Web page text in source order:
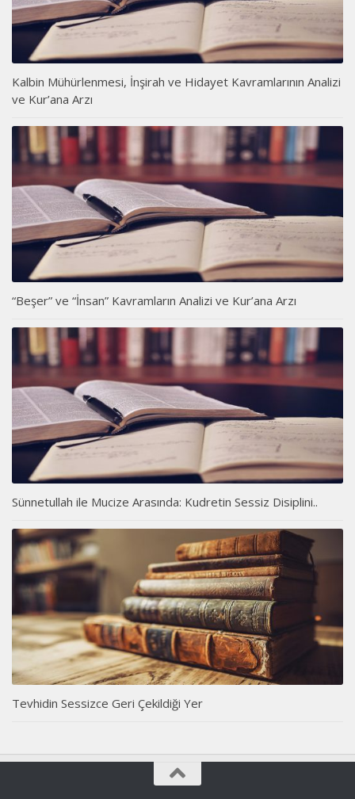
Kalbin Mühürlenmesi, İnşirah ve Hidayet Kavramlarının Analizi
ve Kur’ana Arzı
“Beşer” ve “İnsan” Kavramların Analizi ve Kur’ana Arzı
Sünnetullah ile Mucize Arasında: Kudretin Sessiz Disiplini..
Tevhidin Sessizce Geri Çekildiği Yer